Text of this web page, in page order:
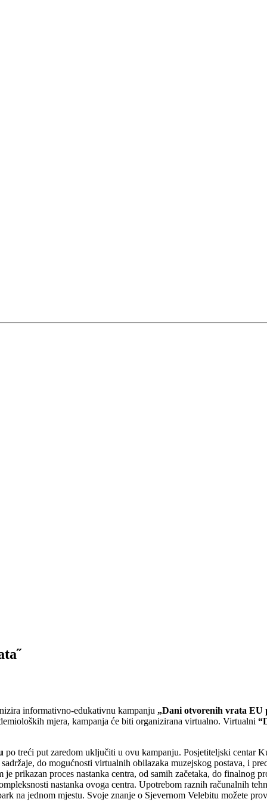
informativno-edukativnu kampanju „Dani otvorenih vrata EU
mjera, kampanja će biti organizirana virtualno. Virtualni
po treći put zaredom uključiti u ovu kampanju. Posjetiteljski centar
do mogućnosti virtualnih obilazaka muzejskog postava, i
je prikazan proces nastanka centra, od samih začetaka, do finalnog
nastanka ovoga centra. Upotrebom raznih računalnih
na jednom mjestu. Svoje znanje o Sjevernom Velebitu možete